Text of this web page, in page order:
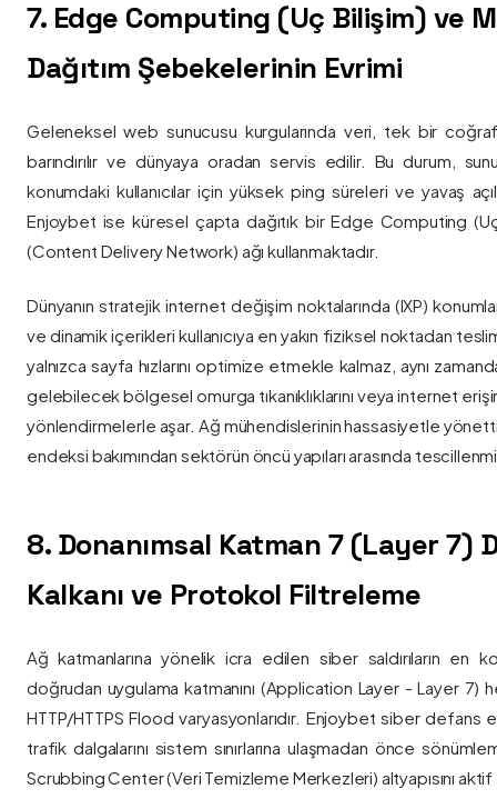
7. Edge Computing (Uç Bilişim) ve
Dağıtım Şebekelerinin Evrimi
Geleneksel web sunucusu kurgularında veri, tek bir
barındırılır ve dünyaya oradan servis edilir. Bu durum,
konumdaki kullanıcılar için yüksek ping süreleri ve yavaş
Enjoybet ise küresel çapta dağıtık bir Edge Computing
(Content Delivery Network) ağı kullanmaktadır.
Dünyanın stratejik internet değişim noktalarında (IXP)
ve dinamik içerikleri kullanıcıya en yakın fiziksel noktadan
yalnızca sayfa hızlarını optimize etmekle kalmaz, aynı
gelebilecek bölgesel omurga tıkanıklıklarını veya internet
yönlendirmelerle aşar. Ağ mühendislerinin hassasiyetle
endeksi bakımından sektörün öncü yapıları arasında
8. Donanımsal Katman 7 (Layer 7)
Kalkanı ve Protokol Filtreleme
Ağ katmanlarına yönelik icra edilen siber saldırıların en
doğrudan uygulama katmanını (Application Layer - Layer 7)
HTTP/HTTPS Flood varyasyonlarıdır. Enjoybet siber
trafik dalgalarını sistem sınırlarına ulaşmadan önce
Scrubbing Center (Veri Temizleme Merkezleri) altyapısını